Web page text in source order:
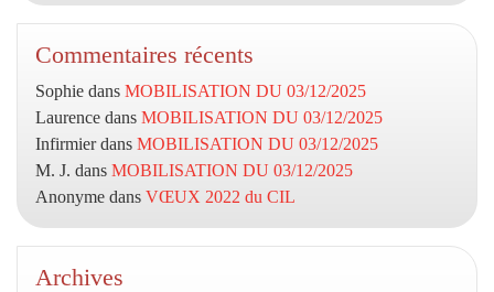
Commentaires récents
Sophie dans MOBILISATION DU 03/12/2025
Laurence dans MOBILISATION DU 03/12/2025
Infirmierdans MOBILISATION DU 03/12/2025
M. J. dans MOBILISATION DU 03/12/2025
Anonyme dans VŒUX 2022 du CIL
Archives